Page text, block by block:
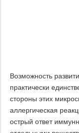
Возможность
практически
стороны этих
аллергическая
острый ответ